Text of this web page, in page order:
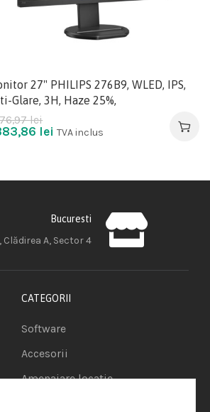
27" PHILIPS 276B9, WLED, IPS,
Glare, 3H, Haze 25%,
lei
lei TVA inclus
Bucuresti
A, Sector 4
CATEGORII
Software
Accesorii
Amenajare locatie